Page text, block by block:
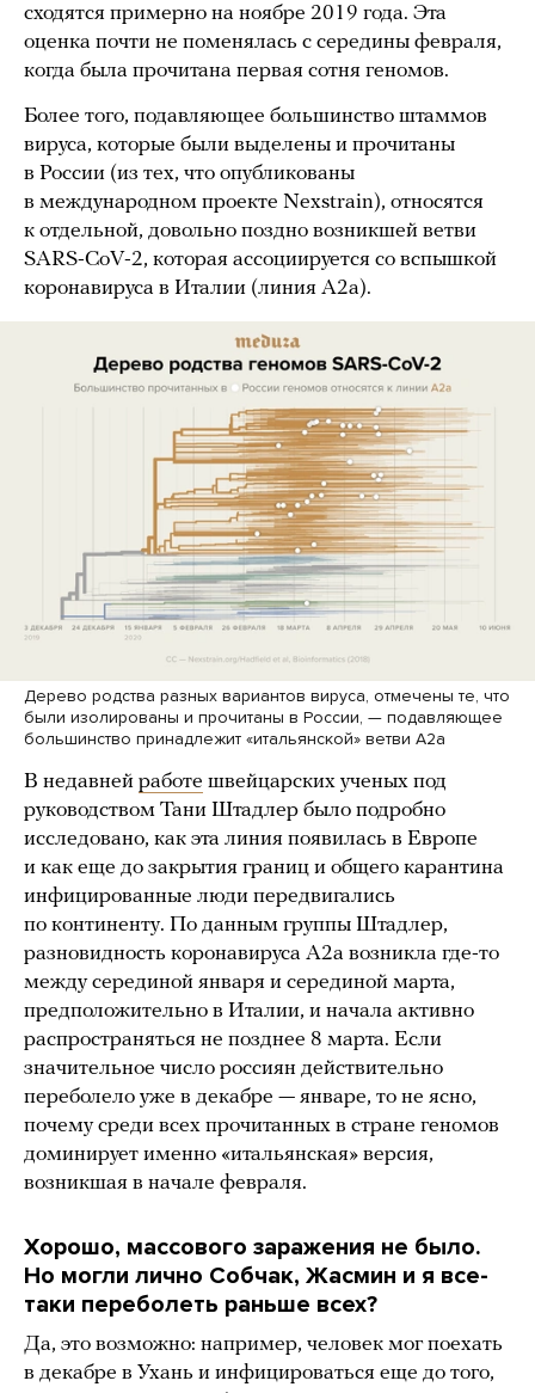
сходятся примерно на ноябре 2019 года. Эта
оценка почти не поменялась с середины февраля,
когда была прочитана первая сотня геномов.
Более того, подавляющее большинство штаммов
вируса, которые были выделены и прочитаны
в России (из тех, что опубликованы
в международном проекте Nexstrain), относятся
к отдельной, довольно поздно возникшей ветви
SARS-CoV-2, которая ассоциируется со вспышкой
коронавируса в Италии (линия A2a).
Дерево родства разных вариантов вируса, отмечены те, что
были изолированы и прочитаны в России, — подавляющее
большинство принадлежит «итальянской» ветви A2a
В недавней работе швейцарских ученых под
руководством Тани Штадлер было подробно
исследовано, как эта линия появилась в Европе
и как еще до закрытия границ и общего карантина
инфицированные люди передвигались
по континенту. По данным группы Штадлер,
разновидность коронавируса A2a возникла где-то
между серединой января и серединой марта,
предположительно в Италии, и начала активно
распространяться не позднее 8 марта. Если
значительное число россиян действительно
переболело уже в декабре — январе, то не ясно,
почему среди всех прочитанных в стране геномов
доминирует именно «итальянская» версия,
возникшая в начале февраля.
Хорошо, массового заражения не было.
Но могли лично Собчак, Жасмин и я все-
таки переболеть раньше всех?
Да, это возможно: например, человек мог поехать
в декабре в Ухань и инфицироваться еще до того,